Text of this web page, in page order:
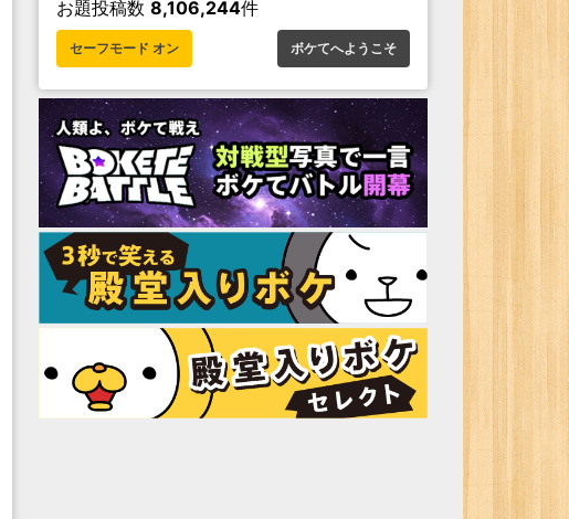
お題投稿数 8,106,244件
セーフモード オン ボケてへようこそ